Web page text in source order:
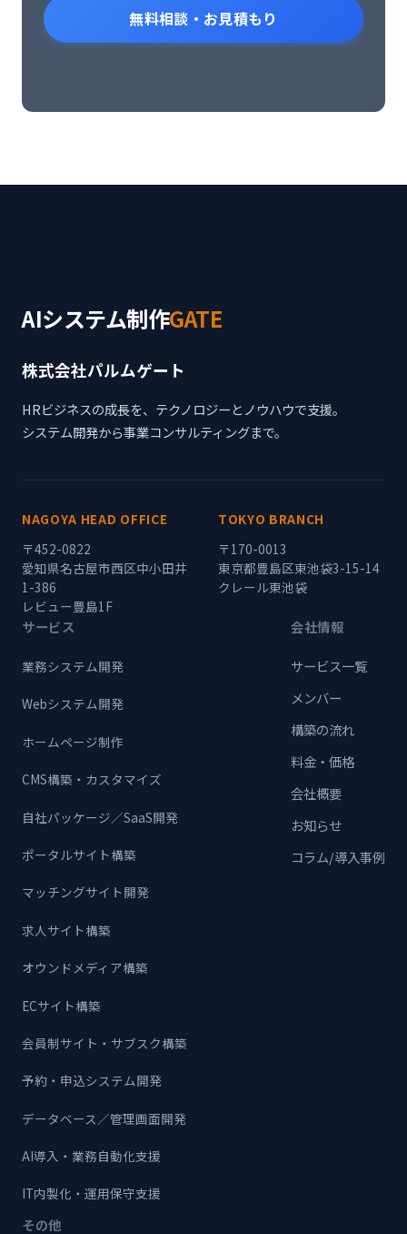
無料相談・お見積もり
AIシステム制作GATE
株式会社パルムゲート
HRビジネスの成長を、テクノロジーとノウハウで支援。
システム開発から事業コンサルティングまで。
NAGOYA HEAD OFFICE
〒452-0822
愛知県名古屋市西区中小田井
1-386
レビュー豊島1F
TOKYO BRANCH
〒170-0013
東京都豊島区東池袋3-15-14
クレール東池袋
サービス
業務システム開発
Webシステム開発
ホームページ制作
CMS構築・カスタマイズ
自社パッケージ／SaaS開発
ポータルサイト構築
マッチングサイト開発
求人サイト構築
オウンドメディア構築
ECサイト構築
会員制サイト・サブスク構築
予約・申込システム開発
データベース／管理画面開発
AI導入・業務自動化支援
IT内製化・運用保守支援
会社情報
サービス一覧
メンバー
構築の流れ
料金・価格
会社概要
お知らせ
コラム/導入事例
その他